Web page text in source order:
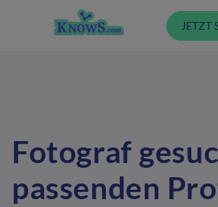
JETZT
Fotograf
passenden